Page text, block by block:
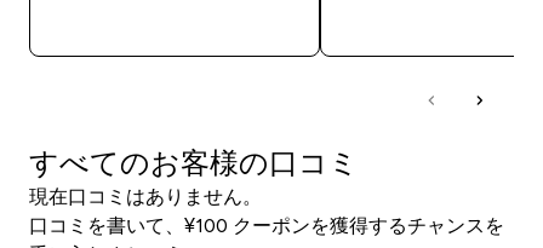
すべてのお客様の口コミ
現在口コミはありません。
口コミを書いて、¥100 クーポンを獲得するチャンスを